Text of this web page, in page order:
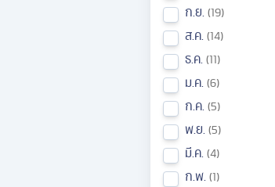
ก.ย. 19
ส.ค. 14
ธ.ค. 11
ม.ค. 6
ก.ค. 5
พ.ย. 5
มี.ค. 4
ก.พ. 1